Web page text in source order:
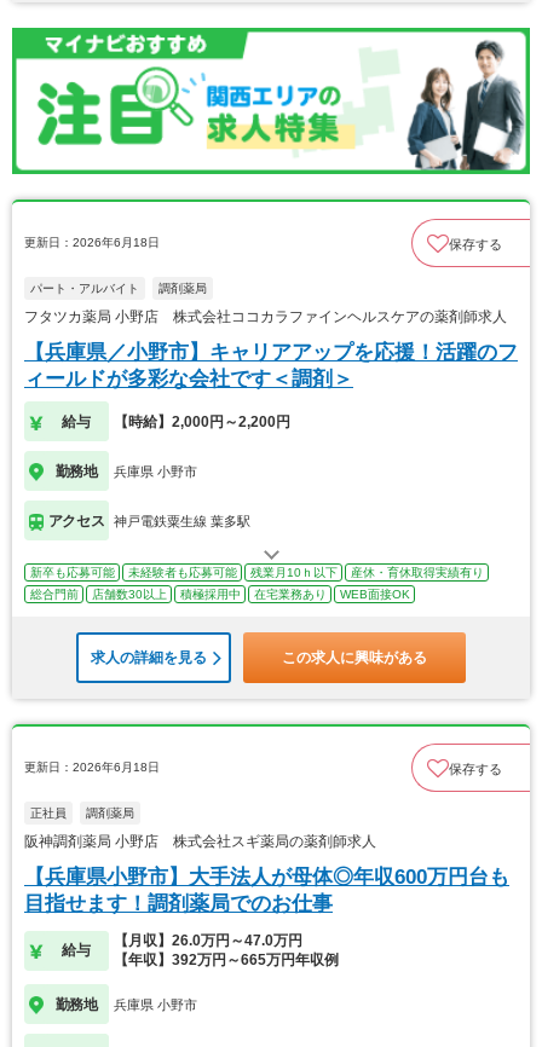
更新日：2026年6月18日 保存する
パート・アルバイト 調剤薬局
フタツカ薬局 小野店 株式会社ココカラファインヘルスケアの薬剤師求人
【兵庫県／小野市】キャリアアップを応援！活躍のフ
ィールドが多彩な会社です＜調剤＞
給与 【時給】2,000円～2,200円
勤務地 兵庫県 小野市
アクセス 神戸電鉄粟生線 葉多駅
新卒も応募可能 未経験者も応募可能 残業月10ｈ以下
産休・育休取得実績有り
総合門前
店舗数30以上 積極採用中 在宅業務あり WEB面接OK
求人の詳細を見る この求人に興味がある
更新日：2026年6月18日 保存する
正社員 調剤薬局
阪神調剤薬局 小野店 株式会社スギ薬局の薬剤師求人
【兵庫県小野市】大手法人が母体◎年収600万円台も
目指せます！調剤薬局でのお仕事
給与
【月収】26.0万円～47.0万円
【年収】392万円～665万円年収例
勤務地 兵庫県 小野市